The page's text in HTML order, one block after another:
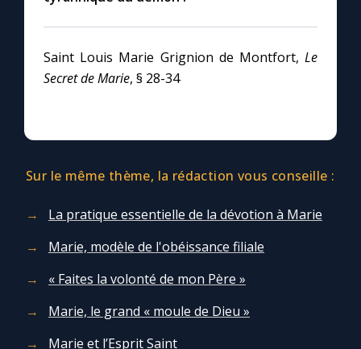
Saint Louis Marie Grignion de Montfort, Le
Secret de Marie, § 28-34
Sur le même thème, la rédaction vous conseille :
La pratique essentielle de la dévotion à Marie
Marie, modèle de l'obéissance filiale
« Faites la volonté de mon Père »
Marie, le grand « moule de Dieu »
Marie et l’Esprit Saint